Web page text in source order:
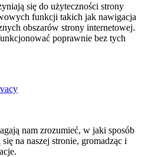
się do użyteczności strony
funkcji takich jak nawigacja
obszarów strony internetowej.
poprawnie bez tych
nam zrozumieć, w jaki sposób
na naszej stronie, gromadząc i